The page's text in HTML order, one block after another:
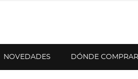
NOVEDADES DÓNDE COMPRAR